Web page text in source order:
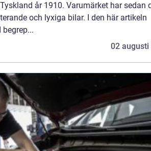
år 1910. Varumärket har sedan
och lyxiga bilar. I den här artikeln
02 augusti